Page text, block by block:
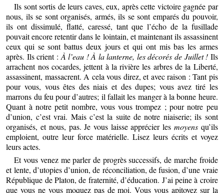
Ils sont sortis de leurs caves, eux, après cette victoire gagnée par
nous, ils se sont organisés, armés, ils se sont emparés du pouvoir,
ils ont dissimulé, flatté, caressé, tant que l’écho de la fusillade
pouvait encore retentir dans le lointain, et maintenant ils assassinent
ceux qui se sont battus deux jours et qui ont mis bas les armes
après. Ils crient :À l’eau ! À la lanterne, les décorés de Juillet ! Ils
arrachent nos cocardes, jettent à la rivière les arbres de la Liberté,
assassinent, massacrent. A cela vous direz, et avec raison : Tant pis
pour vous, vous êtes des niais et des dupes; vous avez tiré les
marrons du feu pour d’autres; il fallait les manger à la bonne heure.
Quant à notre petit nombre, vous vous trompez ; pour notre peu
d’union, c’est vrai. Mais c’est la suite de notre niaiserie; ils sont
organisés, et nous, pas. Je vous laisse apprécier les moyensqu’ils
emploient, outre leur force matérielle. Lisez leurs écrits et voyez
leurs actes.
Et vous venez me parler de progrès successifs, de marche froide
et lente, d’utopies d’union, de réconciliation, de fusion, d’une vraie
République de Platon, de fraternité, d’éducation. J’ai peine à croire
que vous ne vous moquez pas de moi. Vous vous apitoyez sur la